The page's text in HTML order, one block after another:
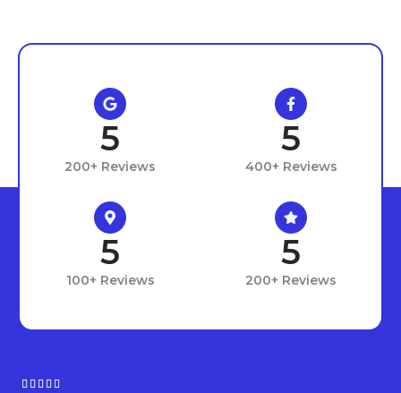
5
200+ Reviews
5
400+ Reviews
5
100+ Reviews
5
200+ Reviews
    